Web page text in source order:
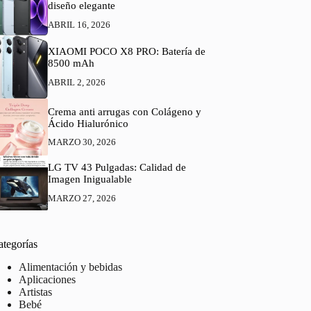
diseño elegante
ABRIL 16, 2026
XIAOMI POCO X8 PRO: Batería de
8500 mAh
ABRIL 2, 2026
Crema anti arrugas con Colágeno y
Ácido Hialurónico
MARZO 30, 2026
LG TV 43 Pulgadas: Calidad de
Imagen Inigualable
MARZO 27, 2026
Alimentación y bebidas
Aplicaciones
Artistas
Bebé